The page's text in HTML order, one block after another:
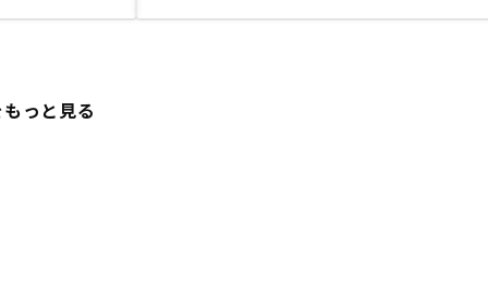
もっと見る